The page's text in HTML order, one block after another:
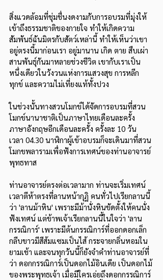
สิ่งแวดล้อมที่ชุ่มชื่นงดงามกับการอบรมที่มุ่งให้
เข้าถึงธรรมชาติของกายใจ ทำให้เกิดความ
สัมพันธ์ฉันมิตรกับสัตว์เหล่านี้ ทำให้เห็นว่าเขา
อยู่ตรงนี้มาก่อนเรา อยู่มานาน เกิด ตาย สืบเผ่า
สานพันธุ์กันมาหลายช่วงชีวิต เขากับเราเป็น
หนึ่งเดียวในวังวนแห่งการแสวงสุข การหลีก
ทุกข์ และความไม่เที่ยงแท้ทั้งปวง
ในช่วงนั้นทางสวนโมกข์ได้จัดการอบรมที่สวน
โมกข์นานาชาติเป็นภาษาไทยเดือนละครั้ง
ภาษาอังกฤษอีกเดือนละครั้ง ครั้งละ 10 วัน
เวลา 04.30 นาฬิกาผู้เข้าอบรมก็จะเดินมาที่สวน
โมกขพลารามเพื่อฟังการเทศน์ของท่านอาจารย์
พุทธทาส
ท่านอาจารย์ตรงต่อเวลามาก ท่านจะเริ่มเทศน์
เวลาตีห้าตรงที่ลานหน้ากุฏิ คนทั่วไปเรียกลานนี้
ว่า 'ลานม้าหิน' เพราะมีม้านั่งหินขัดตั้งให้คนนั่ง
ฟังเทศน์ แต่ข้าพเจ้าเรียกลานนี้ในใจว่า 'ลาน
กรรณิการ์' เพราะมีต้นกรรณิการ์ที่ออกดอกเล็ก
กลีบขาวมีสีส้มแซมเป็นไส้ กระจายกลิ่นหอมใน
ยามเช้า และจนทุกวันนี้ก็ยังจำคำท่านอาจารย์ที่
ว่า ดอกกรรณิการ์เป็นดอกไม้อินเดีย เป็นดอกไม้
ของพระพุทธเจ้า เมื่อมีใครเอ่ยถึงดอกกรรณิการ์